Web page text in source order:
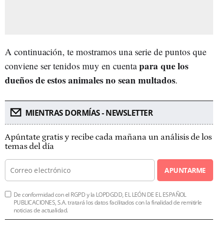
A continuación, te mostramos una serie de puntos que
conviene ser tenidos muy en cuentapara que los
dueños de estos animales no sean multados.
MIENTRAS DORMÍAS - NEWSLETTER
Apúntate gratis y recibe cada mañana un análisis de los
temas del día
APUNTARME
De conformidad con el RGPD y la LOPDGDD, EL LEÓN DE EL ESPAÑOL
PUBLICACIONES, S.A. tratará los datos facilitados con la finalidad de remitirle
noticias de actualidad.